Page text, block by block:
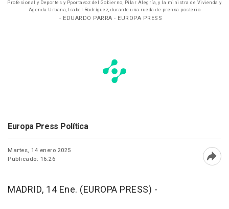
Profesional y Deportes y Pportavoz del Gobierno, Pilar Alegría, y la ministra de Vivienda y
Agenda Urbana, Isabel Rodríguez, durante una rueda de prensa posterio
- EDUARDO PARRA - EUROPA PRESS
Europa Press Política
Martes, 14 enero 2025
Publicado: 16:26
MADRID, 14 Ene. (EUROPA PRESS) -